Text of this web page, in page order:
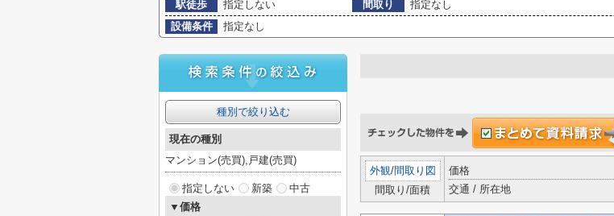
駅徒歩
指定しない 間取り
指定なし
設備条件
指定なし
外観/間取り図
間取り/面積
価格
交通 / 所在地
種別で絞り込む
現在の種別
マンション(売買),戸建(売買)
指定しない 新築
中古
▼価格